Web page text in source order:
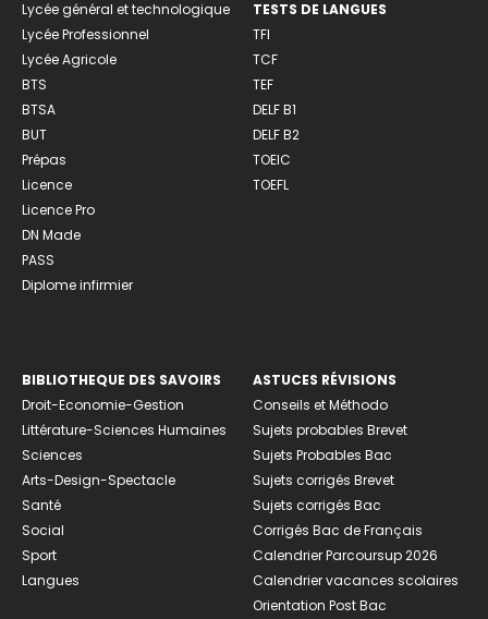
Lycée général et technologique
Lycée Professionnel
Lycée Agricole
BTS
BTSA
BUT
Prépas
Licence
Licence Pro
DN Made
PASS
Diplome infirmier
TESTS DE LANGUES
TFI
TCF
TEF
DELF B1
DELF B2
TOEIC
TOEFL
BIBLIOTHEQUE DES SAVOIRS
Droit-Economie-Gestion
Littérature-Sciences Humaines
Sciences
Arts-Design-Spectacle
Santé
Social
Sport
Langues
ASTUCES RÉVISIONS
Conseils et Méthodo
Sujets probables Brevet
Sujets Probables Bac
Sujets corrigés Brevet
Sujets corrigés Bac
Corrigés Bac de Français
Calendrier Parcoursup 2026
Calendrier vacances scolaires
Orientation Post Bac